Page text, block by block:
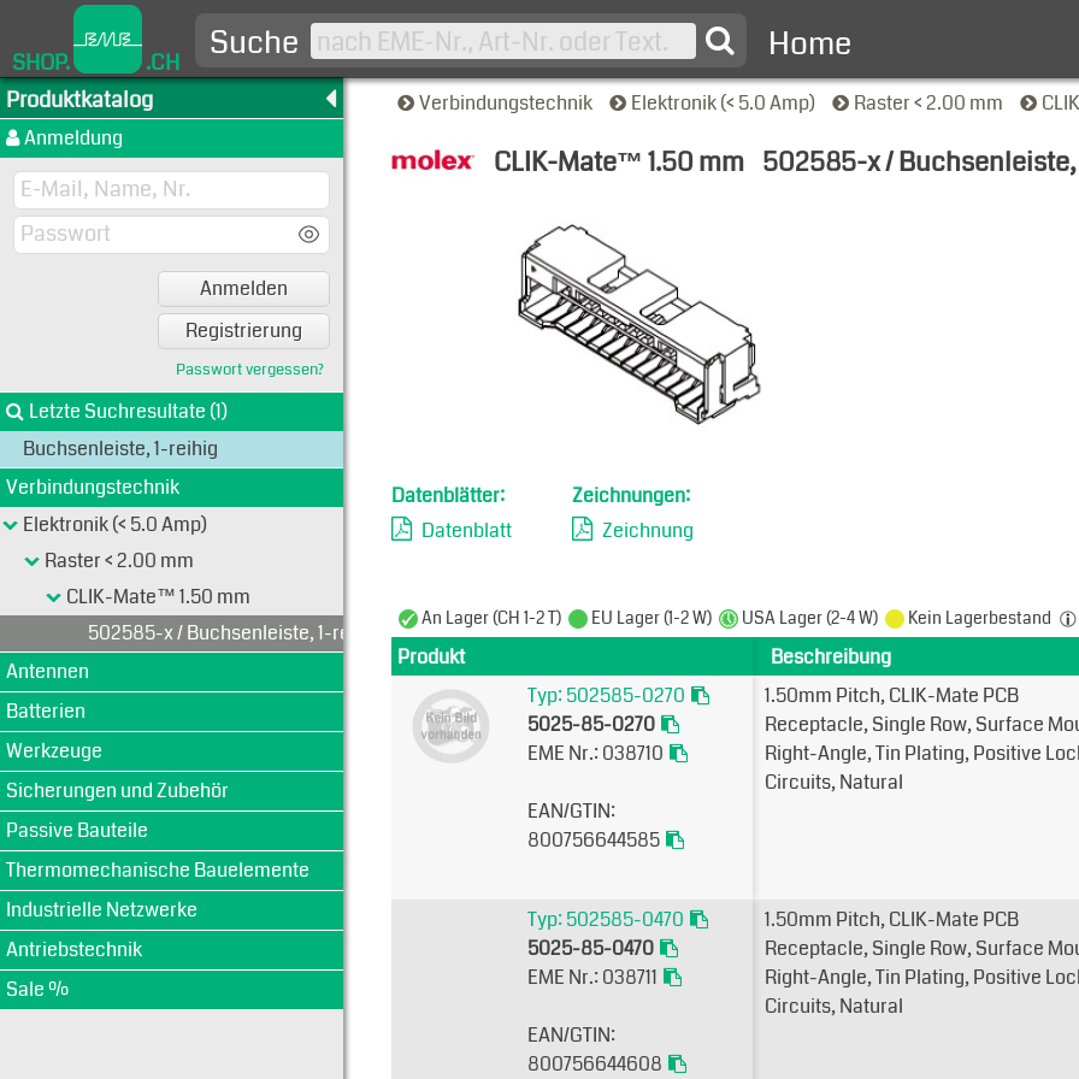
SHOP. .CH Suche Home
Produktkatalog
Anmeldung
Anmelden
Registrierung
Passwort vergessen?
Letzte Suchresultate (1)
Buchsenleiste, 1-reihig
Verbindungstechnik
Elektronik (< 5.0 Amp)
Raster < 2.00 mm
CLIK-Mate™ 1.50 mm
502585-x / Buchsenleiste, 1-reihig
Antennen
Batterien
Werkzeuge
Sicherungen und Zubehör
Passive Bauteile
Thermomechanische Bauelemente
Industrielle Netzwerke
Antriebstechnik
Sale %
Verbindungstechnik Elektronik (< 5.0 Amp) Raster < 2.00 mm
CLIK-Mate™ 1.50 mm 502585-x /
Typen-Ansicht
Datenblätter:
Datenblatt
Zeichnungen:
Zeichnung
An Lager (CH 1-2 T) EU Lager (1-2 W) USA Lager (2-4 W) Kein Lagerbestand
Produkt Beschreibung
Typ: 502585-0270
5025-85-0270
EME Nr.: 038710
EAN/GTIN:
800756644585
1.50mm Pitch, CLIK-Mate PCB
Receptacle, Single Row, Surface
Right-Angle, Tin Plating, Positive
Circuits, Natural
Typ: 502585-0470
5025-85-0470
EME Nr.: 038711
EAN/GTIN:
800756644608
1.50mm Pitch, CLIK-Mate PCB
Receptacle, Single Row, Surface
Right-Angle, Tin Plating, Positive
Circuits, Natural